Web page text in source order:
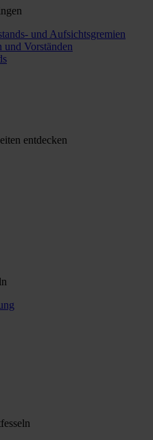
und Aufsichtsgremien
und Vorständen
entdecken